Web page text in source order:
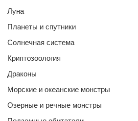
Луна
Планеты и спутники
Солнечная система
Криптозоология
Драконы
Морские и океанские монстры
Озерные и речные монстры